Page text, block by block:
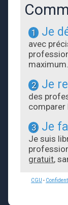
1 Je
avec
maximum.
2 Je
des
comparer
3 Je
Je suis
gratuit,
CGU -